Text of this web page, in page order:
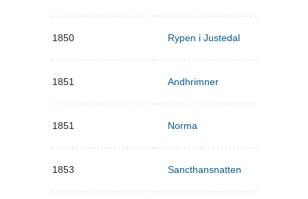
1850 Rypen i Justedal
1851 Andhrimner
1851 Norma
1853 Sancthansnatten